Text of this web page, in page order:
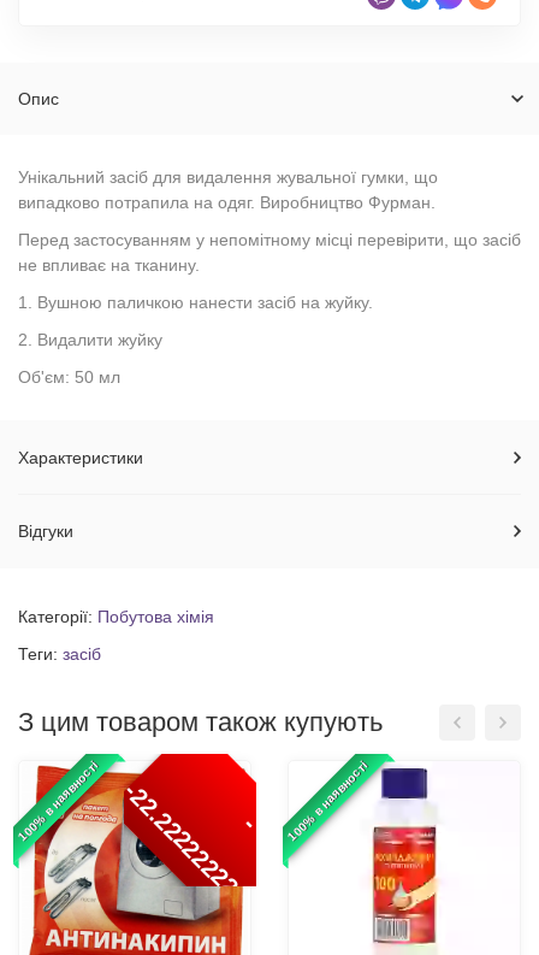
Опис
Унікальний засіб для видалення жувальної гумки, що
випадково потрапила на одяг. Виробництво Фурман.
Перед застосуванням у непомітному місці перевірити, що засіб
не впливає на тканину.
1. Вушною паличкою нанести засіб на жуйку.
2. Видалити жуйку
Об'єм: 50 мл
Характеристики
Відгуки
Категорії: Побутова хімія
Теги: засіб
З цим товаром також купують
100% в наявності -
-
2
2
.
2
2
2
2
2
2
2
2
2
2
2
2
%100% в наявності